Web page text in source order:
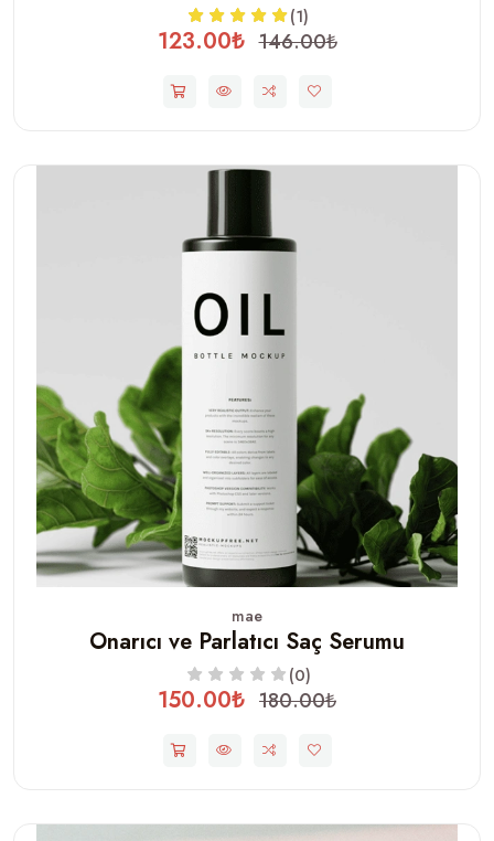
(1)
123.00₺ 146.00₺
mae
Onarıcı ve Parlatıcı Saç Serumu
(0)
150.00₺ 180.00₺